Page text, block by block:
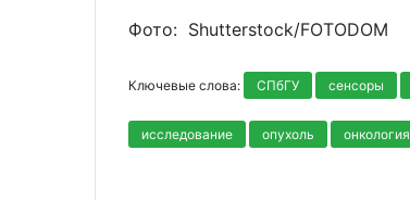
Фото: Shutterstoсk/FOTODOM
Ключевые слова: СПбГУ сенсоры
исследование опухоль онкология